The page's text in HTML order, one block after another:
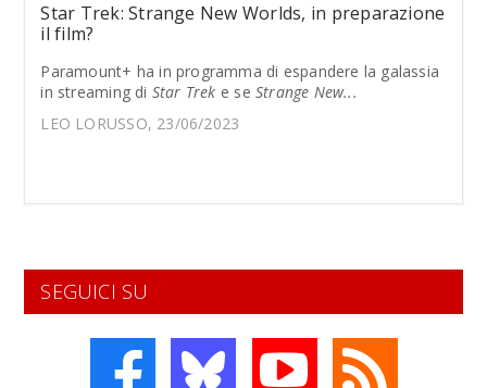
Star Trek: Strange New Worlds, in preparazione
il film?
Paramount+ ha in programma di espandere la galassia
in streaming di Star Trek e se Strange New...
LEO LORUSSO, 23/06/2023
SEGUICI SU